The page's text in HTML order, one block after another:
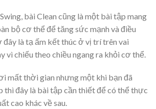
bài Clean cũng là một bài tập mang
bộ cơ thể để tăng sức mạnh và điều
đây là tạ ấm kết thúc ở vị trí trên vai
vì chiếu theo chiều ngang ra khỏi cơ thể.
mất thời gian nhưng một khi bạn đã
thì đây là bài tập cần thiết để có thể thực
cao khác về sau.